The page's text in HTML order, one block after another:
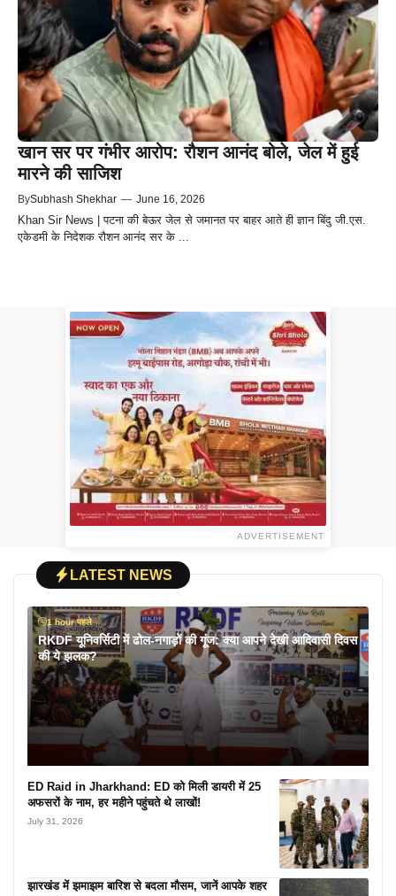
खान सर पर गंभीर आरोप: रौशन आनंद बोले, जेल में हुई
मारने की साजिश
BySubhash Shekhar — June 16, 2026
Khan Sir News | पटना की बेऊर जेल से जमानत पर बाहर आते ही ज्ञान बिंदु जी.एस.
एकेडमी के निदेशक रौशन आनंद सर के ...
ADVERTISEMENT
LATEST NEWS
1 hour पहले
RKDF यूनिवर्सिटी में ढोल-नगाड़ों की गूंज: क्या आपने देखी आदिवासी दिवस
की ये झलक?
ED Raid in Jharkhand: ED को मिली डायरी में 25
अफसरों के नाम, हर महीने पहुंचते थे लाखों!
July 31, 2026
झारखंड में झमाझम बारिश से बदला मौसम, जानें आपके शहर